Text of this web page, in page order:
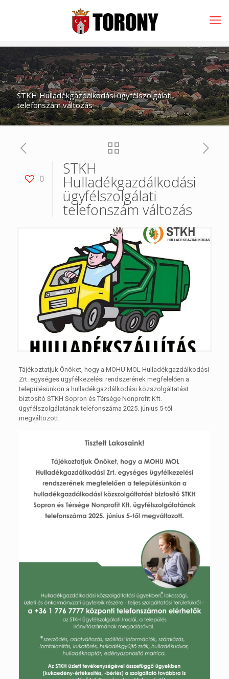
STKH Hulladékgazdálkodási ügyfélszolgálati
telefonszám változás
0
STKH
Hulladékgazdálkodási
ügyfélszolgálati
telefonszám változás
Tájékoztatjuk Önöket, hogy a MOHU MOL Hulladékgazdálkodási
Zrt. egységes ügyfélkezelési rendszerének megfelelően a
településünkön a hulladékgazdálkodási közszolgáltatást
biztosító STKH Sopron és Térsége Nonprofit Kft.
ügyfélszolgálatának telefonszáma 2025. június 5-től
megváltozott.